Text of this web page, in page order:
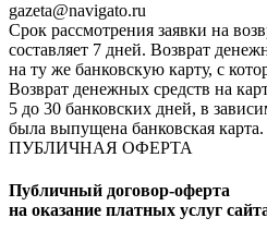
gazeta@navigato.ru
Срок рассмотрения заявки на
составляет 7 дней. Возврат
на ту же банковскую карту, с
Возврат денежных средств на
5 до 30 банковских дней, в
была выпущена банковская карта.
ПУБЛИЧНАЯ ОФЕРТА
Публичный договор-оферта
на оказание платных услуг